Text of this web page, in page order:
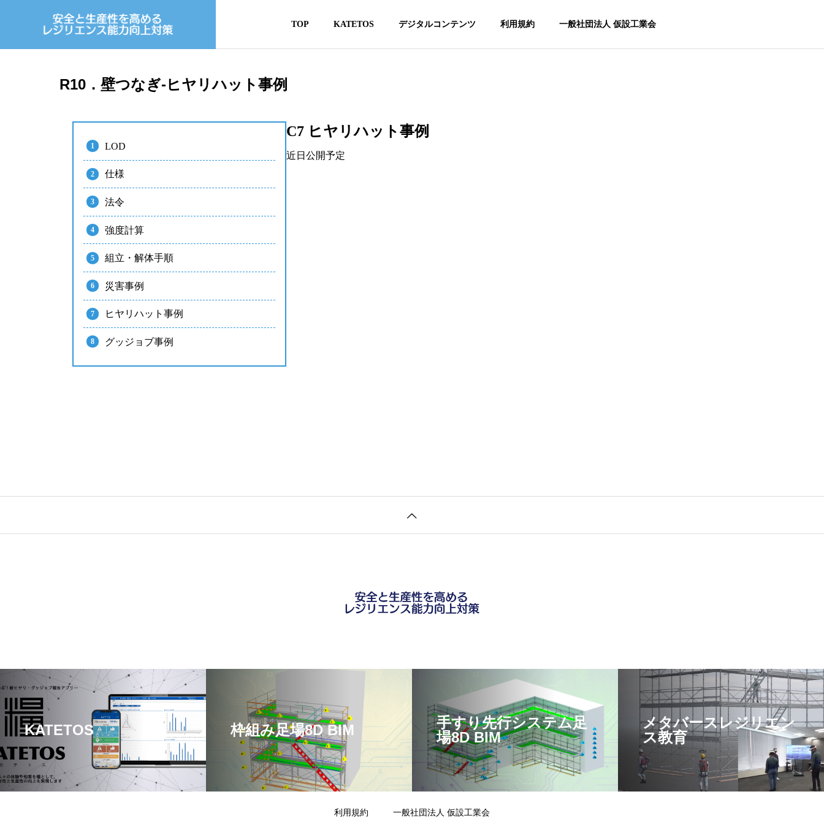
TOP KATETOS デジタルコンテンツ 利用規約 一般社団法人 仮設工業会
KATETOS
8D BIM安全衛生情報デジ
R10．壁つなぎ-ヒヤリハット事例
LOD
仕様
法令
強度計算
組立・解体手順
災害事例
ヒヤリハット事例
グッジョブ事例
C7 ヒヤリハット事例
近日公開予定
KATETOS 枠組み足場8D BIM
手すり先行システム足
場8D BIM
メタバースレジリエン
ス教育
利用規約 一般社団法人 仮設工業会